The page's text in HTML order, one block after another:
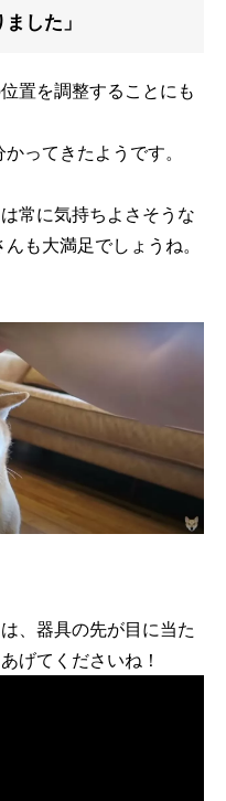
した」
置を調整することにも
ってきたようです。
常に気持ちよさそうな
も大満足でしょうね。
、器具の先が目に当た
げてくださいね！